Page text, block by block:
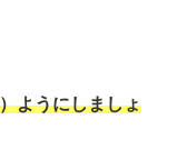
ようにしましょ